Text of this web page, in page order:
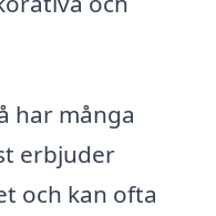
har många
erbjuder
och kan ofta